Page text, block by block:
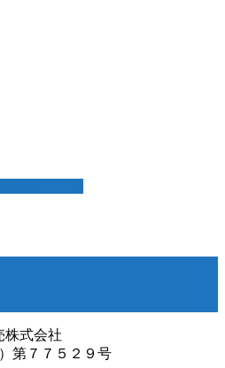
第７７５２９号